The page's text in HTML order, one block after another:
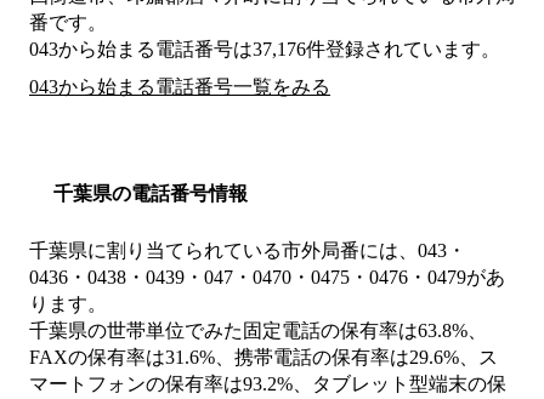
番です。
043から始まる電話番号は37,176件登録されています。
043から始まる電話番号一覧をみる
千葉県の電話番号情報
千葉県に割り当てられている市外局番には、043・
0436・0438・0439・047・0470・0475・0476・0479があ
ります。
千葉県の世帯単位でみた固定電話の保有率は63.8%、
FAXの保有率は31.6%、携帯電話の保有率は29.6%、ス
マートフォンの保有率は93.2%、タブレット型端末の保